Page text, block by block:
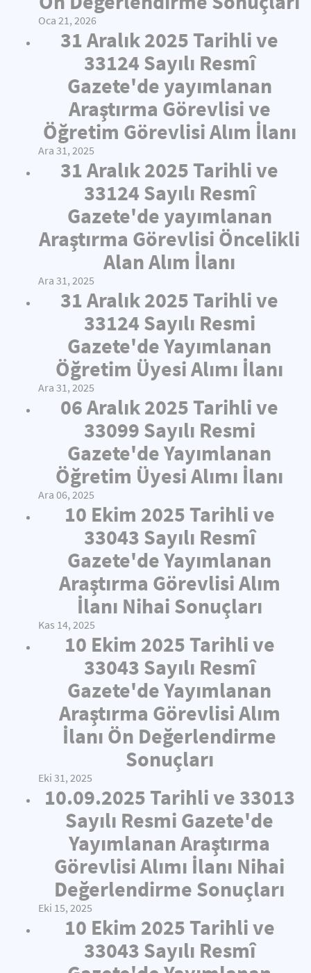
Oca 21, 2026
31 Aralık 2025 Tarihli ve
33124 Sayılı Resmî
Gazete'de yayımlanan
Araştırma Görevlisi ve
Öğretim Görevlisi Alım İlanı
Ara 31, 2025
31 Aralık 2025 Tarihli ve
33124 Sayılı Resmî
Gazete'de yayımlanan
Araştırma Görevlisi Öncelikli
Alan Alım İlanı
Ara 31, 2025
31 Aralık 2025 Tarihli ve
33124 Sayılı Resmi
Gazete'de Yayımlanan
Öğretim Üyesi Alımı İlanı
Ara 31, 2025
06 Aralık 2025 Tarihli ve
33099 Sayılı Resmi
Gazete'de Yayımlanan
Öğretim Üyesi Alımı İlanı
Ara 06, 2025
10 Ekim 2025 Tarihli ve
33043 Sayılı Resmî
Gazete'de Yayımlanan
Araştırma Görevlisi Alım
İlanı Nihai Sonuçları
Kas 14, 2025
10 Ekim 2025 Tarihli ve
33043 Sayılı Resmî
Gazete'de Yayımlanan
Araştırma Görevlisi Alım
İlanı Ön Değerlendirme
Sonuçları
Eki 31, 2025
10.09.2025 Tarihli ve 33013
Sayılı Resmi Gazete'de
Yayımlanan Araştırma
Görevlisi Alımı İlanı Nihai
Değerlendirme Sonuçları
Eki 15, 2025
10 Ekim 2025 Tarihli ve
33043 Sayılı Resmî